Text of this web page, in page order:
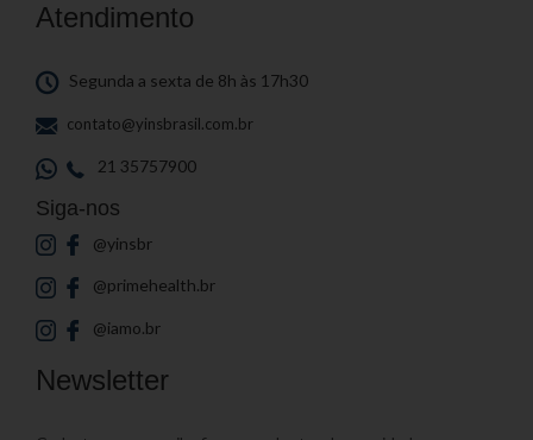
Atendimento
Segunda a sexta de 8h às 17h30
contato@yinsbrasil.com.br
21 35757900
Siga-nos
@yinsbr
@primehealth.br
@iamo.br
Newsletter